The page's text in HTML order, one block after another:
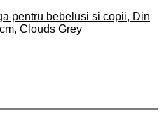
pentru bebelusi si copii, Din
Clouds Grey